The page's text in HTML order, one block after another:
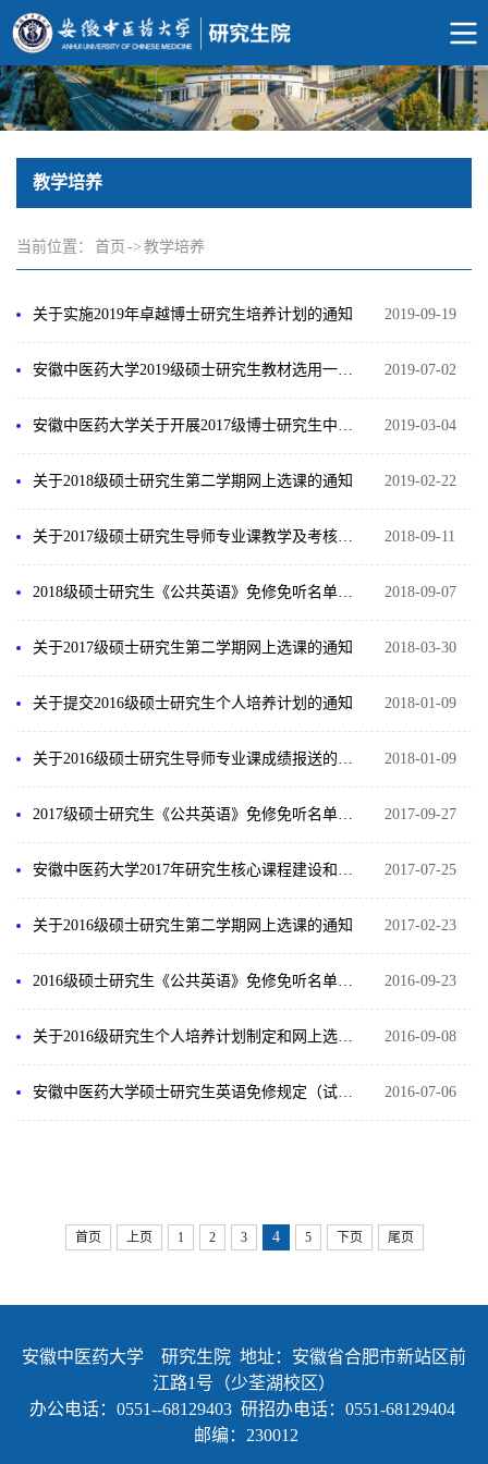
教学培养
当前位置： 首页 -> 教学培养
2019-09-19
关于实施2019年卓越博士研究生培养计划的通知
2019-07-02
2019-03-04
2019-02-22
关于2018级硕士研究生第二学期网上选课的通知
2018-09-11
2018-09-07
2018-03-30
关于2017级硕士研究生第二学期网上选课的通知
2018-01-09
关于提交2016级硕士研究生个人培养计划的通知
2018-01-09
2017-09-27
2017-07-25
2017-02-23
关于2016级硕士研究生第二学期网上选课的通知
2016-09-23
2016-09-08
2016-07-06
首页 上页 1 2 3 4 5 下页 尾页
安徽中医药大学 研究生院 地址：安徽省合肥市新站区前
江路1号（少荃湖校区）
办公电话：0551--68129403 研招办电话：0551-68129404
邮编：230012